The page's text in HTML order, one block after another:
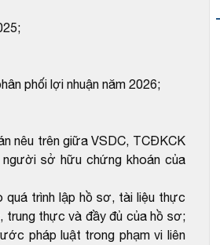
phối lợi nhuận năm 2026;
nêu trên giữa VSDC, TCĐKCK
sở hữu chứng khoán của
trình lập hồ sơ, tài liệu thực
trung thực và đầy đủ của hồ sơ;
pháp luật trong phạm vi liên